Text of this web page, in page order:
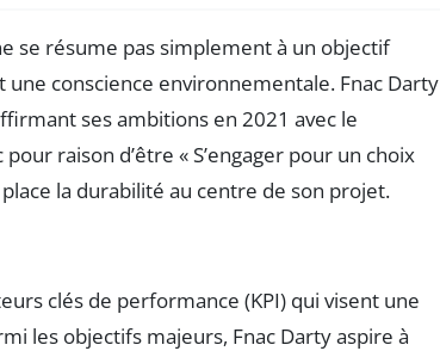
se résume pas simplement à un objectif
conscience environnementale. Fnac Darty
ses ambitions en 2021 avec le
raison d’être « S’engager pour un choix
la durabilité au centre de son projet.
clés de performance (KPI) qui visent une
les objectifs majeurs, Fnac Darty aspire à